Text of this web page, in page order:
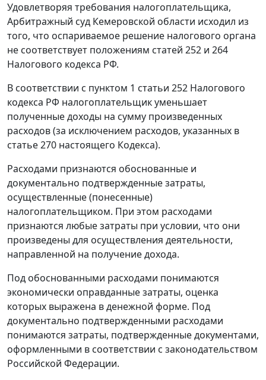
Удовлетворяя требования налогоплательщика,
Арбитражный суд Кемеровской области исходил из
того, что оспариваемое решение налогового органа
не соответствует положениям статей 252 и 264
Налогового кодекса РФ.
В соответствии с пунктом 1 статьи 252 Налогового
кодекса РФ налогоплательщик уменьшает
полученные доходы на сумму произведенных
расходов (за исключением расходов, указанных в
статье 270 настоящего Кодекса).
Расходами признаются обоснованные и
документально подтвержденные затраты,
осуществленные (понесенные)
налогоплательщиком. При этом расходами
признаются любые затраты при условии, что они
произведены для осуществления деятельности,
направленной на получение дохода.
Под обоснованными расходами понимаются
экономически оправданные затраты, оценка
которых выражена в денежной форме. Под
документально подтвержденными расходами
понимаются затраты, подтвержденные документами,
оформленными в соответствии с законодательством
Российской Федерации.